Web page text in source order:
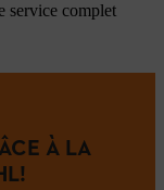
service complet
À LA